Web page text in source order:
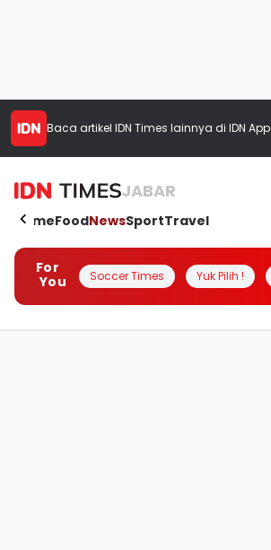
Baca artikel IDN Times lainnya di IDN App
JABAR
HomeFoodNewsSportTravel
For
You
Soccer Times Yuk Pilih !